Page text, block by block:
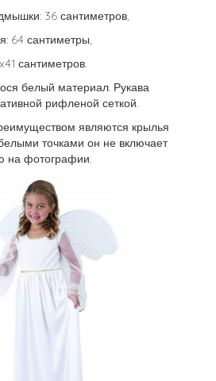
36 сантиметров,
64 сантиметры,
сантиметров.
белый материал. Рукава
рифленой сеткой.
являются крылья
точками он не включает
на фотографии.